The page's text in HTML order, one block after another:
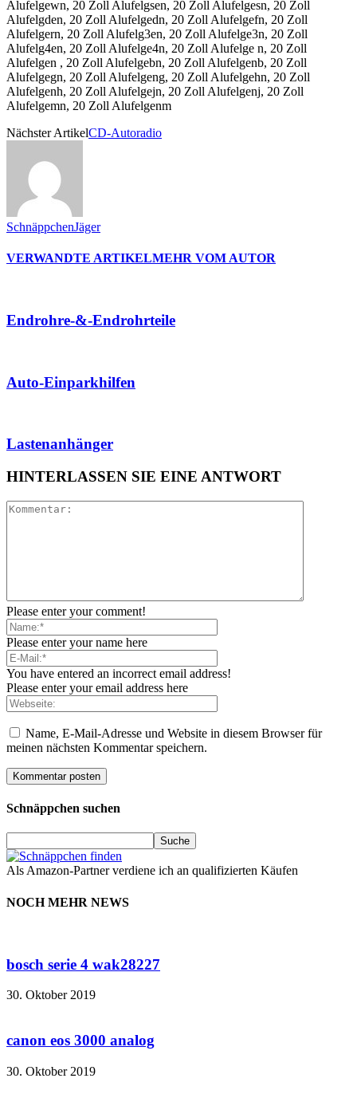
Alufelgewn, 20 Zoll Alufelgsen, 20 Zoll Alufelgesn, 20 Zoll
Alufelgden, 20 Zoll Alufelgedn, 20 Zoll Alufelgefn, 20 Zoll
Alufelgern, 20 Zoll Alufelg3en, 20 Zoll Alufelge3n, 20 Zoll
Alufelg4en, 20 Zoll Alufelge4n, 20 Zoll Alufelge n, 20 Zoll
Alufelgen , 20 Zoll Alufelgebn, 20 Zoll Alufelgenb, 20 Zoll
Alufelgegn, 20 Zoll Alufelgeng, 20 Zoll Alufelgehn, 20 Zoll
Alufelgenh, 20 Zoll Alufelgejn, 20 Zoll Alufelgenj, 20 Zoll
Alufelgemn, 20 Zoll Alufelgenm
Nächster ArtikelCD-Autoradio
SchnäppchenJäger
VERWANDTE ARTIKELMEHR VOM AUTOR
Endrohre-&-Endrohrteile
Auto-Einparkhilfen
Lastenanhänger
HINTERLASSEN SIE EINE ANTWORT
Please enter your comment!
Please enter your name here
You have entered an incorrect email address!
Please enter your email address here
Name, E-Mail-Adresse und Website in diesem Browser für
meinen nächsten Kommentar speichern.
Schnäppchen suchen
Als Amazon-Partner verdiene ich an qualifizierten Käufen
NOCH MEHR NEWS
bosch serie 4 wak28227
30. Oktober 2019
canon eos 3000 analog
30. Oktober 2019